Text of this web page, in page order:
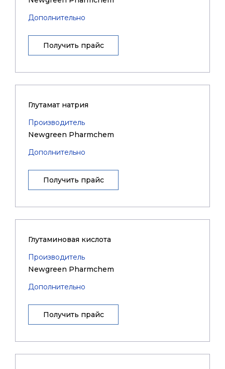
Дополнительно
Получить прайс
Глутамат натрия
Производитель
Newgreen Pharmchem
Дополнительно
Получить прайс
Глутаминовая кислота
Производитель
Newgreen Pharmchem
Дополнительно
Получить прайс